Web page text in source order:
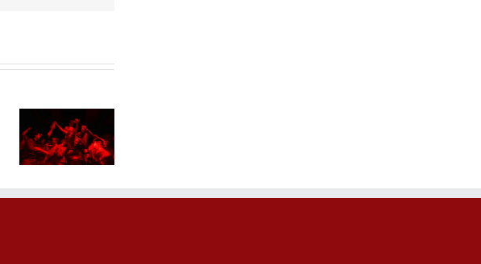
POSLEDNJI
DANI ULICE
HRASTOVA u
Concept
Cinema i
bioskopima